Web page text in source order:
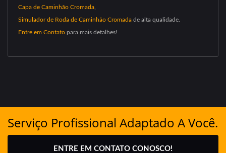
Capa de Caminhão Cromada
Simulador de Roda de Caminhão Cromada de alta qualidade.
Entre em Contato para mais detalhes!
Serviço Profissional Adaptado A Você.
ENTRE EM CONTATO CONOSCO!